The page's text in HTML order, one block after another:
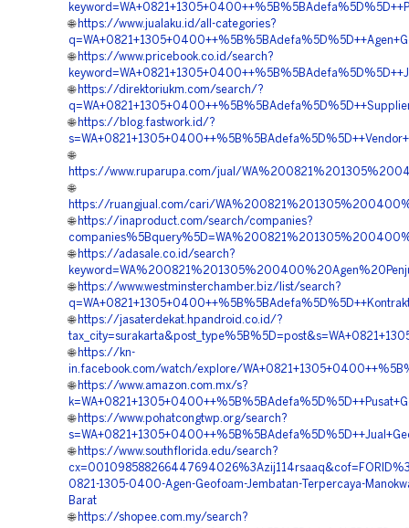
🌐 https://www.jualaku.id/all-categories?
🌐 https://www.pricebook.co.id/search?
🌐 https://direktoriukm.com/search/?
🌐 https://blog.fastwork.id/?
🌐
https://www.ruparupa.com/jual/
🌐
https://ruangjual.com/cari/
🌐 https://inaproduct.com/search/companies?
🌐 https://adasale.co.id/search?
🌐 https://www.westminsterchamber.biz/list/search?
🌐 https://jasaterdekat.hpandroid.co.id/?
🌐 https://kn-
in.facebook.com/watch/explore/
🌐 https://www.amazon.com.mx/s?
🌐 https://www.pohatcongtwp.org/search?
🌐 https://www.southflorida.edu/search?
0821-1305-0400-Agen-Geofoam-Jembatan-Terpercaya-
Barat
🌐 https://shopee.com.my/search?